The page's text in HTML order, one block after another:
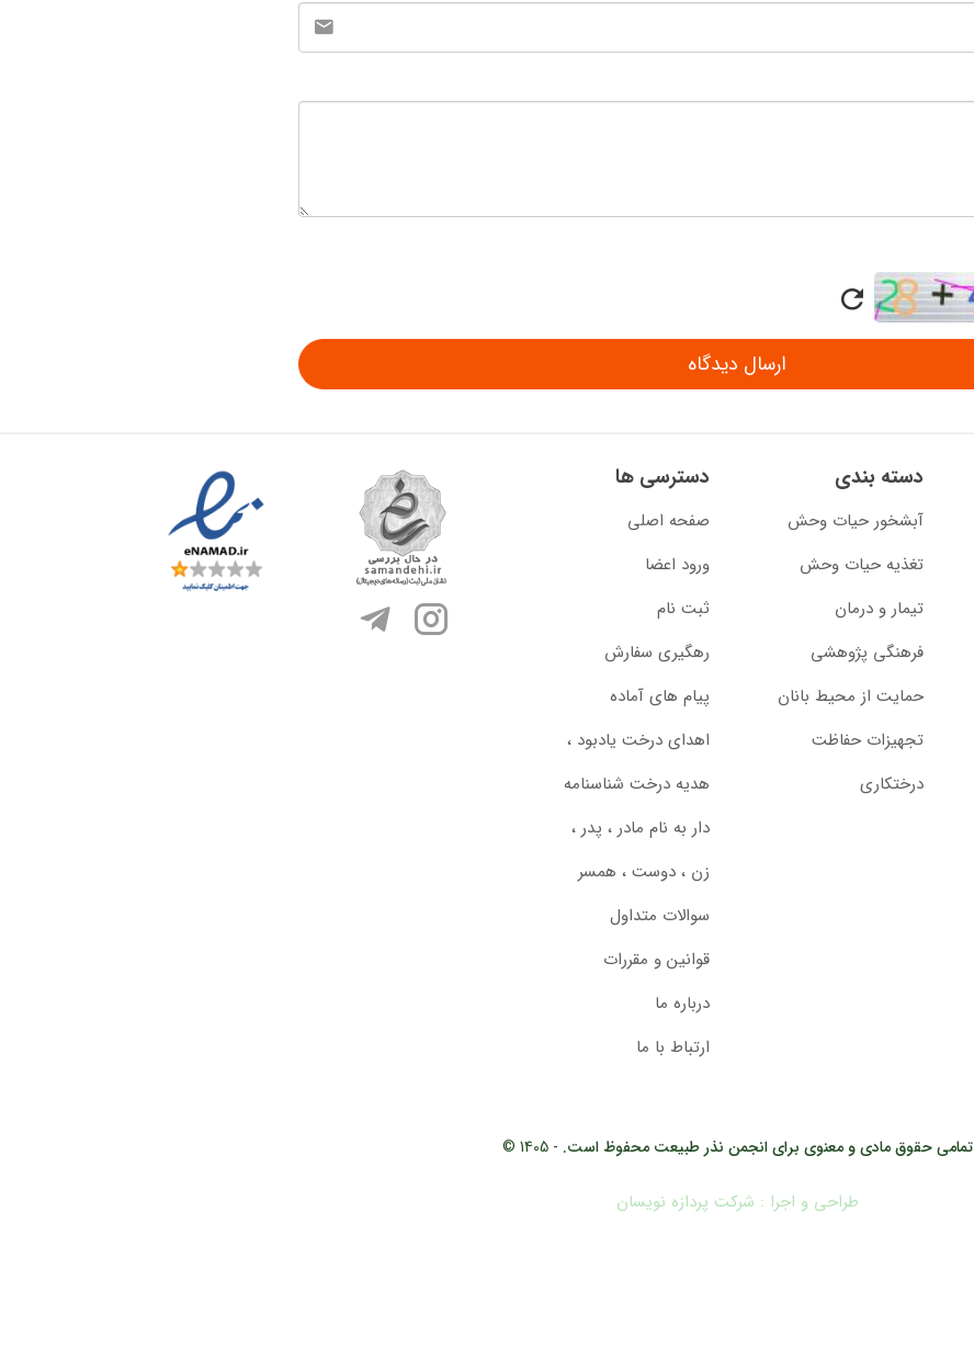
ارسال دیدگاه
دسته بندی
آبشخور حیات وحش
تغذیه حیات وحش
تیمار و درمان
فرهنگی پژوهشی
حمایت از محیط بانان
تجهیزات حفاظت
درختکاری
دسترسی ها
صفحه اصلی
ورود اعضا
ثبت نام
رهگیری سفارش
پیام های آماده
اهدای درخت یادبود ،‌
هدیه درخت شناسنامه
دار به نام مادر ، پدر ،
زن ، دوست ، همسر
سوالات متداول
قوانین و مقررات
درباره ما
ارتباط با ما
تمامی حقوق مادی و معنوی برای انجمن نذر طبیعت محفوظ است. - 1405 ©
طراحی و اجرا : شرکت پردازه نویسان